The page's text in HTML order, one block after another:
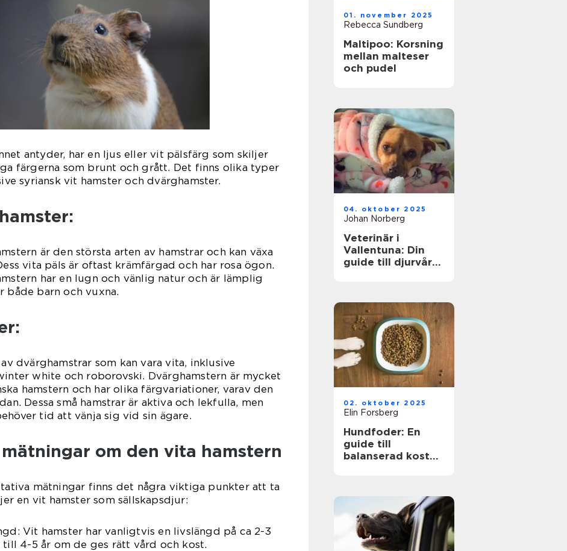
antyder, har en ljus eller vit pälsfärg som skiljer
färgerna som brunt och grått. Det finns olika typer
syriansk vit hamster och dvärghamster.
är den största arten av hamstrar och kan växa
vita päls är oftast krämfärgad och har rosa ögon.
har en lugn och vänlig natur och är lämplig
både barn och vuxna.
dvärghamstrar som kan vara vita, inklusive
white och roborovski. Dvärghamstern är mycket
hamstern och har olika färgvariationer, varav den
Dessa små hamstrar är aktiva och lekfulla, men
tid att vänja sig vid sin ägare.
om den vita hamstern
mätningar finns det några viktiga punkter att ta
en vit hamster som sällskapsdjur:
Vit hamster har vanligtvis en livslängd på ca 2-3
till 4-5 år om de ges rätt vård och kost.
01. november 2025
Rebecca Sundberg
Maltipoo: Korsning
mellan malteser
och pudel
04. oktober 2025
Johan Norberg
Veterinär i
Vallentuna: Din
guide till djurvård
02. oktober 2025
Elin Forsberg
Hundfoder: En
guide till
balanserad kost